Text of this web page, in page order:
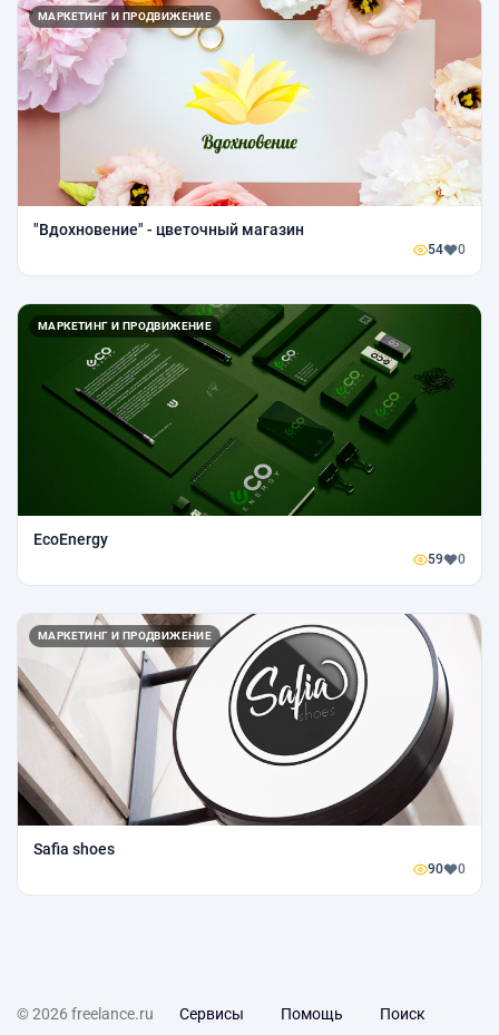
МАРКЕТИНГ И ПРОДВИЖЕНИЕ
"Вдохновение" - цветочный магазин
54 0
МАРКЕТИНГ И ПРОДВИЖЕНИЕ
EcoEnergy
59 0
МАРКЕТИНГ И ПРОДВИЖЕНИЕ
Safia shoes
90 0
© 2026 freelance.ru Сервисы Помощь Поиск